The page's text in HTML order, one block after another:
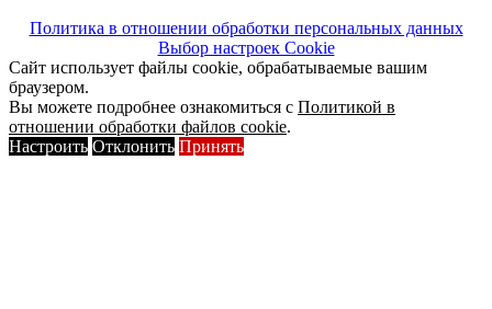
Политика в отношении обработки персональных данных
Выбор настроек Cookie
Сайт использует файлы cookie, обрабатываемые вашим
браузером.
Вы можете подробнее ознакомиться с Политикой в
отношении обработки файлов cookie.
Настроить Отклонить Принять